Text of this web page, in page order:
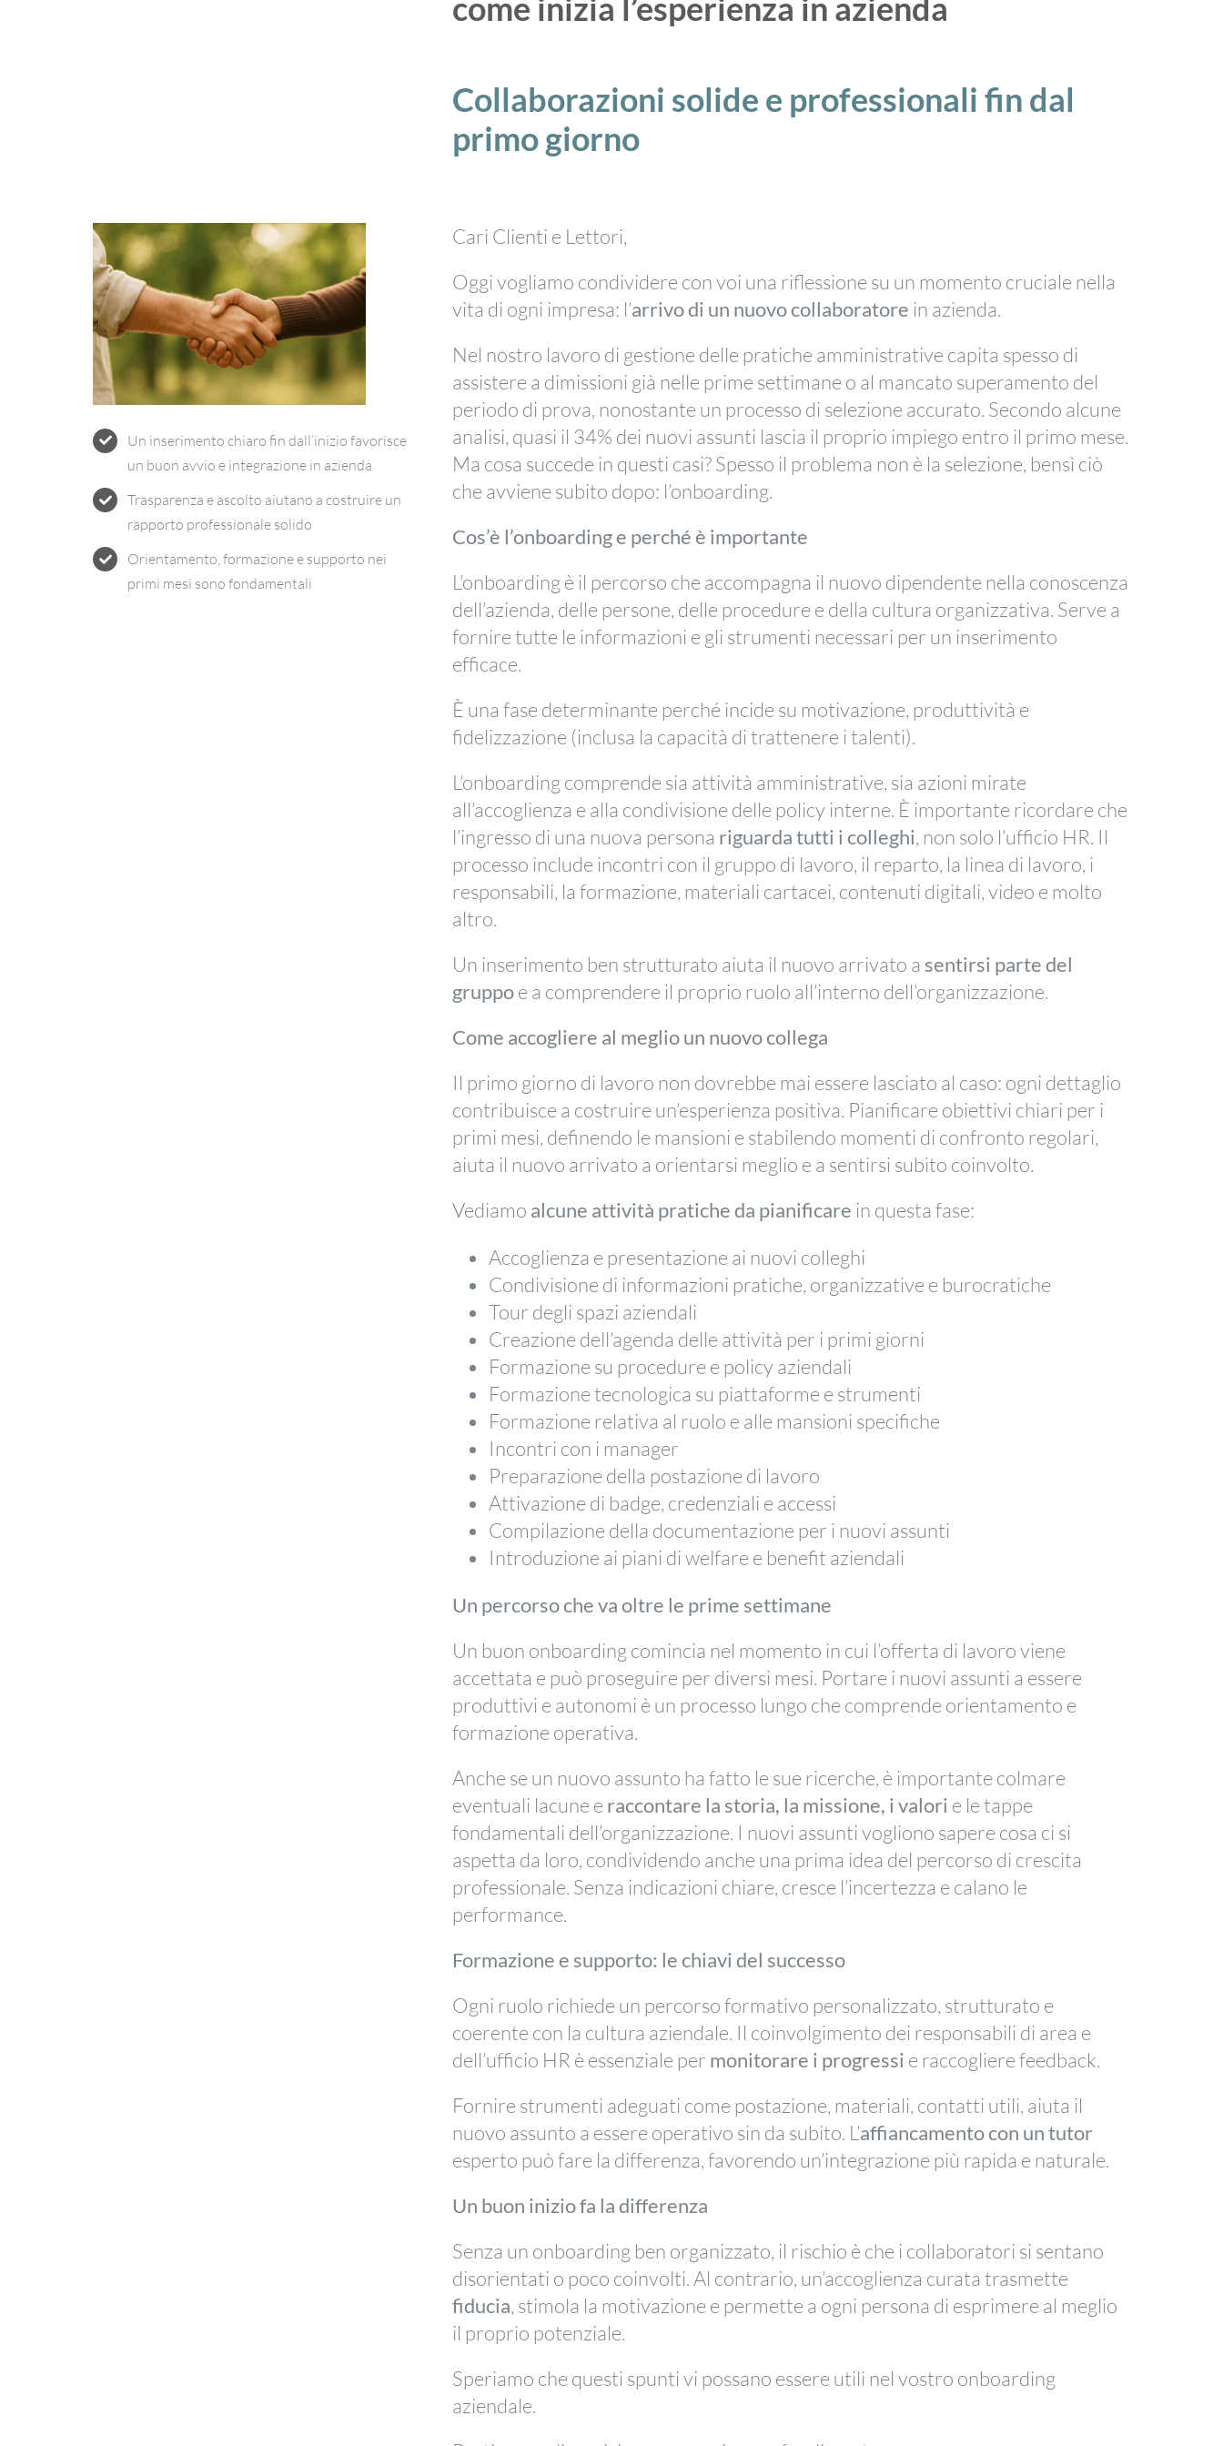
come inizia l’esperienza in azienda
Collaborazioni solide e professionali fin dal
primo giorno
Un inserimento chiaro fin dall’inizio favorisce
un buon avvio e integrazione in azienda
Trasparenza e ascolto aiutano a costruire un
rapporto professionale solido
Orientamento, formazione e supporto nei
primi mesi sono fondamentali
Cari Clienti e Lettori,
Oggi vogliamo condividere con voi una riflessione su un momento cruciale nella
vita di ogni impresa: l’arrivo di un nuovo collaboratore in azienda.
Nel nostro lavoro di gestione delle pratiche amministrative capita spesso di
assistere a dimissioni già nelle prime settimane o al mancato superamento del
periodo di prova, nonostante un processo di selezione accurato. Secondo alcune
analisi, quasi il 34% dei nuovi assunti lascia il proprio impiego entro il primo mese.
Ma cosa succede in questi casi? Spesso il problema non è la selezione, bensì ciò
che avviene subito dopo: l’onboarding.
Cos’è l’onboarding e perché è importante
L’onboarding è il percorso che accompagna il nuovo dipendente nella conoscenza
dell’azienda, delle persone, delle procedure e della cultura organizzativa. Serve a
fornire tutte le informazioni e gli strumenti necessari per un inserimento
efficace.
È una fase determinante perché incide su motivazione, produttività e
fidelizzazione (inclusa la capacità di trattenere i talenti).
L’onboarding comprende sia attività amministrative, sia azioni mirate
all’accoglienza e alla condivisione delle policy interne. È importante ricordare che
l’ingresso di una nuova persona riguarda tutti i colleghi, non solo l’ufficio HR. Il
processo include incontri con il gruppo di lavoro, il reparto, la linea di lavoro, i
responsabili, la formazione, materiali cartacei, contenuti digitali, video e molto
altro.
Un inserimento ben strutturato aiuta il nuovo arrivato a sentirsi parte del
gruppoe a comprendere il proprio ruolo all’interno dell’organizzazione.
Come accogliere al meglio un nuovo collega
Il primo giorno di lavoro non dovrebbe mai essere lasciato al caso: ogni dettaglio
contribuisce a costruire un’esperienza positiva. Pianificare obiettivi chiari per i
primi mesi, definendo le mansioni e stabilendo momenti di confronto regolari,
aiuta il nuovo arrivato a orientarsi meglio e a sentirsi subito coinvolto.
Vediamo alcune attività pratiche da pianificare in questa fase:
Accoglienza e presentazione ai nuovi colleghi
Condivisione di informazioni pratiche, organizzative e burocratiche
Tour degli spazi aziendali
Creazione dell’agenda delle attività per i primi giorni
Formazione su procedure e policy aziendali
Formazione tecnologica su piattaforme e strumenti
Formazione relativa al ruolo e alle mansioni specifiche
Incontri con i manager
Preparazione della postazione di lavoro
Attivazione di badge, credenziali e accessi
Compilazione della documentazione per i nuovi assunti
Introduzione ai piani di welfare e benefit aziendali
Un percorso che va oltre le prime settimane
Un buon onboarding comincia nel momento in cui l’offerta di lavoro viene
accettata e può proseguire per diversi mesi. Portare i nuovi assunti a essere
produttivi e autonomi è un processo lungo che comprende orientamento e
formazione operativa.
Anche se un nuovo assunto ha fatto le sue ricerche, è importante colmare
eventuali lacune e raccontare la storia, la missione, i valori e le tappe
fondamentali dell’organizzazione. I nuovi assunti vogliono sapere cosa ci si
aspetta da loro, condividendo anche una prima idea del percorso di crescita
professionale. Senza indicazioni chiare, cresce l’incertezza e calano le
performance.
Formazione e supporto: le chiavi del successo
Ogni ruolo richiede un percorso formativo personalizzato, strutturato e
coerente con la cultura aziendale. Il coinvolgimento dei responsabili di area e
dell’ufficio HR è essenziale per monitorare i progressi e raccogliere feedback.
Fornire strumenti adeguati come postazione, materiali, contatti utili, aiuta il
nuovo assunto a essere operativo sin da subito. L’affiancamento con un tutor
esperto può fare la differenza, favorendo un’integrazione più rapida e naturale.
Un buon inizio fa la differenza
Senza un onboarding ben organizzato, il rischio è che i collaboratori si sentano
disorientati o poco coinvolti. Al contrario, un’accoglienza curata trasmette
fiducia, stimola la motivazione e permette a ogni persona di esprimere al meglio
il proprio potenziale.
Speriamo che questi spunti vi possano essere utili nel vostro onboarding
aziendale.